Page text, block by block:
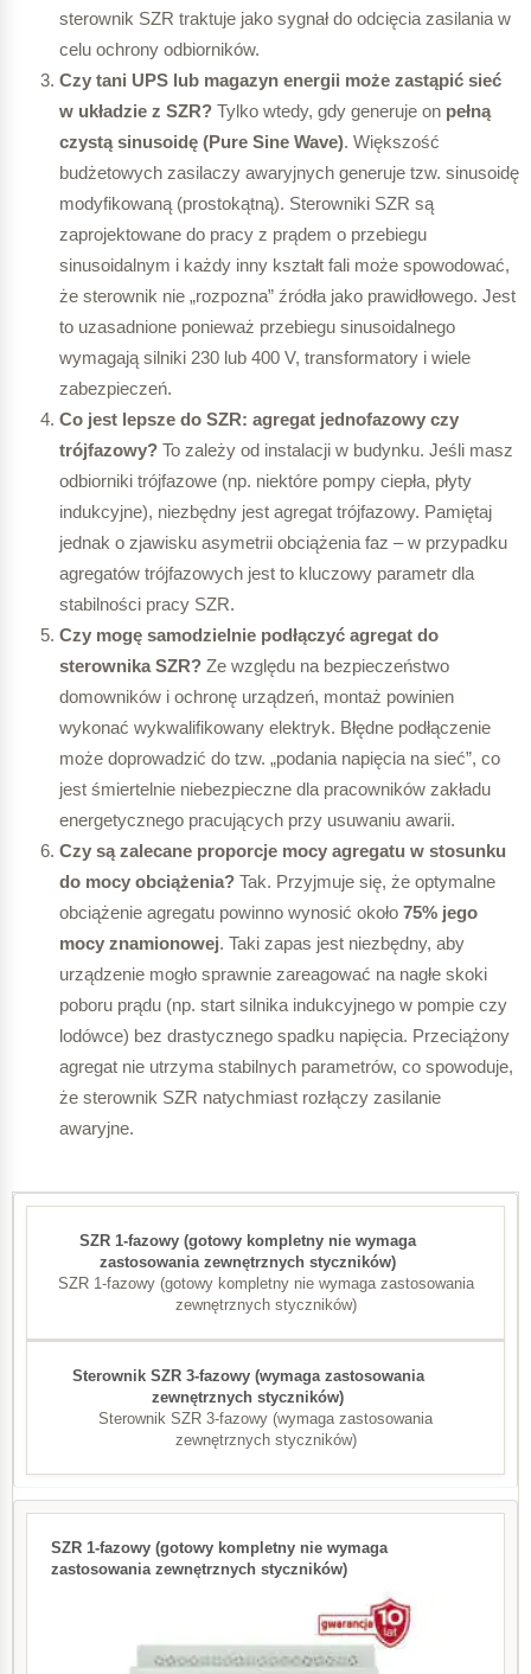
sterownik SZR traktuje jako sygnał do odcięcia zasilania w
celu ochrony odbiorników.
Czy tani UPS lub magazyn energii może zastąpić sieć
w układzie z SZR? Tylko wtedy, gdy generuje on pełną
czystą sinusoidę (Pure Sine Wave). Większość
budżetowych zasilaczy awaryjnych generuje tzw. sinusoidę
modyfikowaną (prostokątną). Sterowniki SZR są
zaprojektowane do pracy z prądem o przebiegu
sinusoidalnym i każdy inny kształt fali może spowodować,
że sterownik nie „rozpozna” źródła jako prawidłowego. Jest
to uzasadnione ponieważ przebiegu sinusoidalnego
wymagają silniki 230 lub 400 V, transformatory i wiele
zabezpieczeń.
Co jest lepsze do SZR: agregat jednofazowy czy
trójfazowy? To zależy od instalacji w budynku. Jeśli masz
odbiorniki trójfazowe (np. niektóre pompy ciepła, płyty
indukcyjne), niezbędny jest agregat trójfazowy. Pamiętaj
jednak o zjawisku asymetrii obciążenia faz – w przypadku
agregatów trójfazowych jest to kluczowy parametr dla
stabilności pracy SZR.
Czy mogę samodzielnie podłączyć agregat do
sterownika SZR? Ze względu na bezpieczeństwo
domowników i ochronę urządzeń, montaż powinien
wykonać wykwalifikowany elektryk. Błędne podłączenie
może doprowadzić do tzw. „podania napięcia na sieć”, co
jest śmiertelnie niebezpieczne dla pracowników zakładu
energetycznego pracujących przy usuwaniu awarii.
Czy są zalecane proporcje mocy agregatu w stosunku
do mocy obciążenia? Tak. Przyjmuje się, że optymalne
obciążenie agregatu powinno wynosić około 75% jego
mocy znamionowej. Taki zapas jest niezbędny, aby
urządzenie mogło sprawnie zareagować na nagłe skoki
poboru prądu (np. start silnika indukcyjnego w pompie czy
lodówce) bez drastycznego spadku napięcia. Przeciążony
agregat nie utrzyma stabilnych parametrów, co spowoduje,
że sterownik SZR natychmiast rozłączy zasilanie
awaryjne.
SZR 1-fazowy (gotowy kompletny nie wymaga zastosowania
zewnętrznych styczników)
Sterownik SZR 3-fazowy (wymaga zastosowania
zewnętrznych styczników)